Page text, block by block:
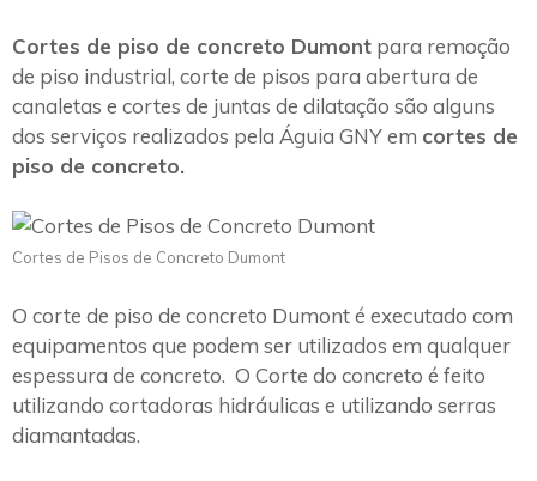
Cortes de piso de concreto Dumont para remoção
de piso industrial, corte de pisos para abertura de
canaletas e cortes de juntas de dilatação são alguns
dos serviços realizados pela Águia GNY em cortes de
piso de concreto.
Cortes de Pisos de Concreto Dumont
O corte de piso de concreto Dumont é executado com
equipamentos que podem ser utilizados em qualquer
espessura de concreto. O Corte do concreto é feito
utilizando cortadoras hidráulicas e utilizando serras
diamantadas.